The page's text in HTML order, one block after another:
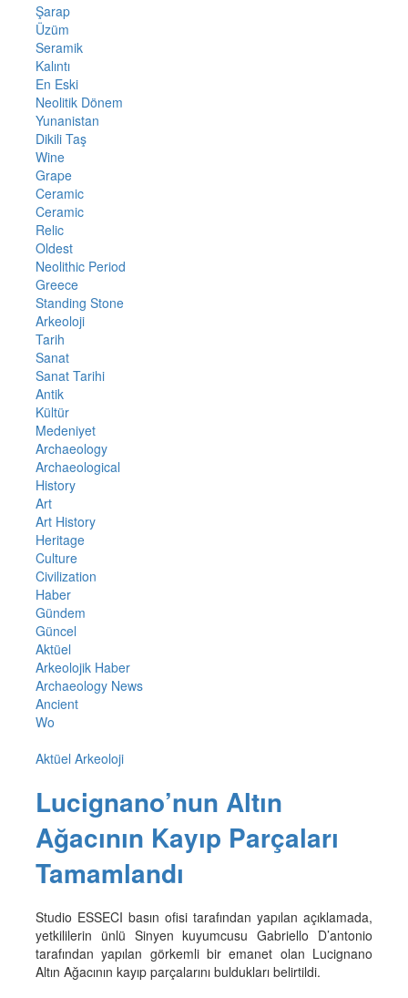
Şarap
Üzüm
Seramik
Kalıntı
En Eski
Neolitik Dönem
Yunanistan
Dikili Taş
Wine
Grape
Ceramic
Ceramic
Relic
Oldest
Neolithic Period
Greece
Standing Stone
Arkeoloji
Tarih
Sanat
Sanat Tarihi
Antik
Kültür
Medeniyet
Archaeology
Archaeological
History
Art
Art History
Heritage
Culture
Civilization
Haber
Gündem
Güncel
Aktüel
Arkeolojik Haber
Archaeology News
Ancient
Wo
Aktüel Arkeoloji
Lucignano’nun Altın
Ağacının Kayıp Parçaları
Tamamlandı
Studio ESSECI basın ofisi tarafından yapılan açıklamada,
yetkililerin ünlü Sinyen kuyumcusu Gabriello D’antonio
tarafından yapılan görkemli bir emanet olan Lucignano
Altın Ağacının kayıp parçalarını buldukları belirtildi.